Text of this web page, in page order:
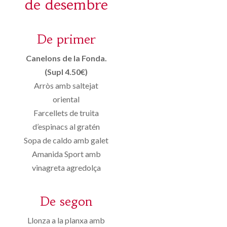
de desembre
De primer
Canelons de la Fonda.
(Supl 4.50€)
Arròs amb saltejat
oriental
Farcellets de truita
d’espinacs al gratén
Sopa de caldo amb galet
Amanida Sport amb
vinagreta agredolça
De segon
Llonza a la planxa amb